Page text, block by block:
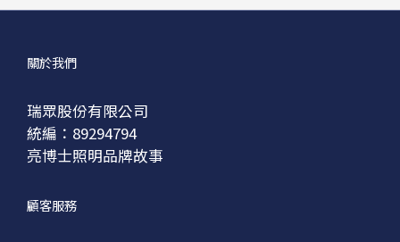
關於我們
瑞眾股份有限公司
統編：89294794
亮博士照明品牌故事
顧客服務